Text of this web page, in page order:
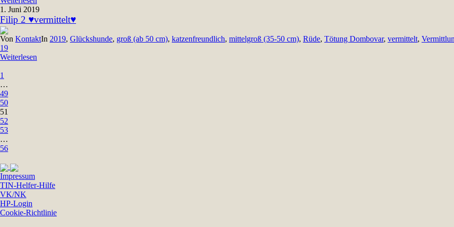
1. Juni 2019
Filip 2 ♥vermittelt♥
Von KontaktIn 2019, Glückshunde, groß (ab 50 cm), katzenfreundlich, mittelgroß (35-50 cm), Rüde, Tötung Dombovar, vermittelt,
19
Weiterlesen
1
…
49
50
51
52
53
…
56
Impressum
TIN-Helfer-Hilfe
VK/NK
HP-Login
Cookie-Richtlinie